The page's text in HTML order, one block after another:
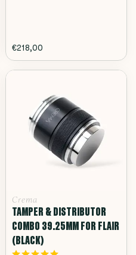
€218,00
Crema
TAMPER & DISTRIBUTOR
COMBO 39.25MM FOR FLAIR
(BLACK)